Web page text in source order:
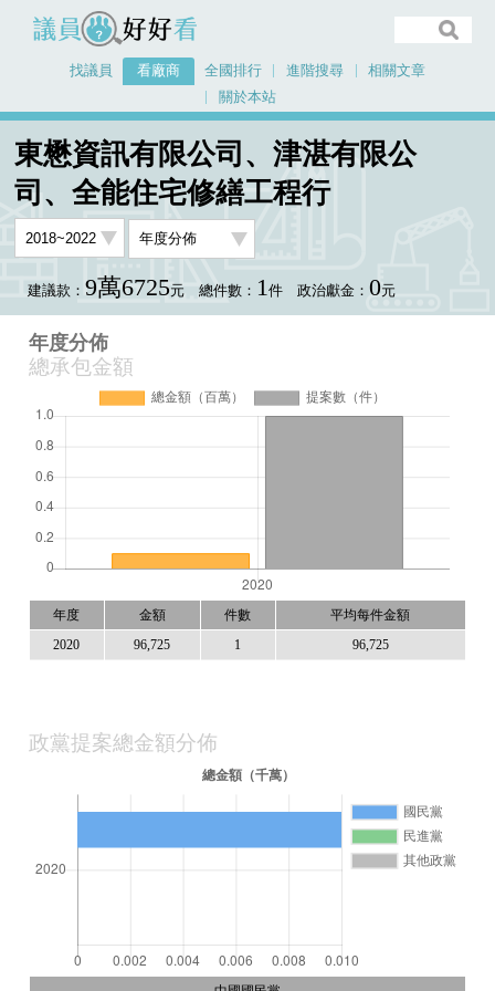
議員好好看
找議員 看廠商 全國排行 進階搜尋
相關文章
關於本站
東懋資訊有限公司、津湛有限公
司、全能住宅修繕工程行
建議款： 9萬6725元 總件數： 1件 政治獻金： 0元
年度分佈
總承包金額
年度 金額 件數 平均每件金額
2020 96,725 1 96,725
政黨提案總金額分佈